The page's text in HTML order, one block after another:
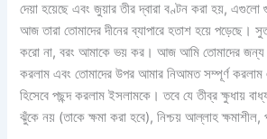
দেয়া হয়েছে এবং জুয়ার তীর দ্বারা বণ্টন করা হয়, এগুলো
আজ তারা তোমাদের দীনের ব্যাপারে হতাশ হয়ে পড়েছে।
করো না, বরং আমাকে ভয় কর। আজ আমি তোমাদের জন্য
করলাম এবং তোমাদের উপর আমার নিআমত সম্পূর্ণ করলাম
হিসেবে পছন্দ করলাম ইসলামকে। তবে যে তীব্র ক্ষুধায়
ঝুঁকে নয় (তাকে ক্ষমা করা হবে), নিশ্চয় আল্লাহ ক্ষমাশীল,